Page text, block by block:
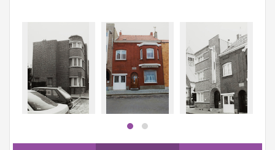
Thema
Gebeurtenis
Persoon of collectief
Downloads